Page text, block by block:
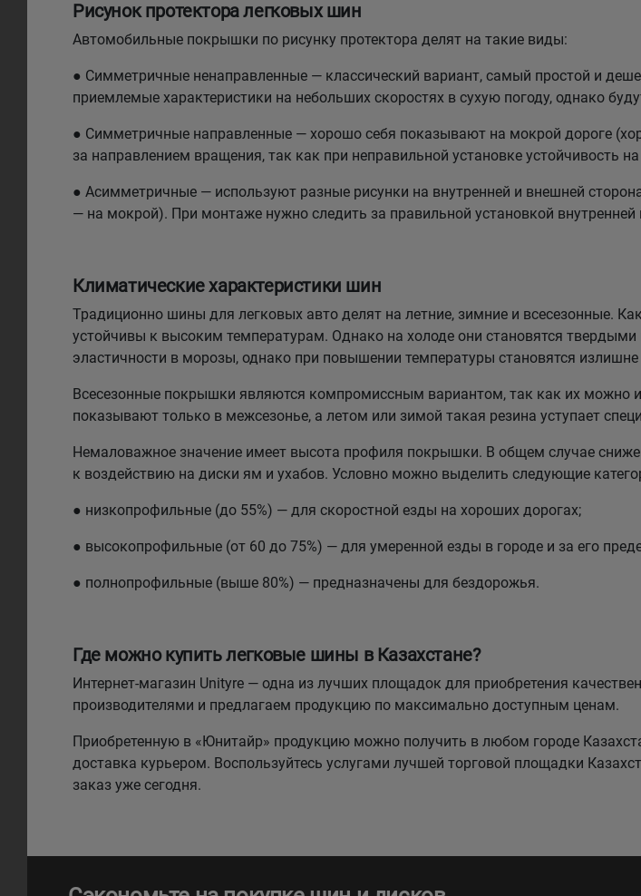
Рисунок протектора легковых шин
Автомобильные покрышки по рисунку протектора делят на такие виды:
● Симметричные ненаправленные — классический вариант, самый простой и
приемлемые характеристики на небольших скоростях в сухую погоду, однако
● Симметричные направленные — хорошо себя показывают на мокрой дороге
за направлением вращения, так как при неправильной установке устойчивость
● Асимметричные — используют разные рисунки на внутренней и внешней
— на мокрой). При монтаже нужно следить за правильной установкой внутренней
Климатические характеристики шин
Традиционно шины для легковых авто делят на летние, зимние и всесезонные.
устойчивы к высоким температурам. Однако на холоде они становятся
эластичности в морозы, однако при повышении температуры становятся
Всесезонные покрышки являются компромиссным вариантом, так как их можно
показывают только в межсезонье, а летом или зимой такая резина уступает
Немаловажное значение имеет высота профиля покрышки. В общем случае
к воздействию на диски ям и ухабов. Условно можно выделить следующие
● низкопрофильные (до 55%) — для скоростной езды на хороших дорогах;
● высокопрофильные (от 60 до 75%) — для умеренной езды в городе и за его
● полнопрофильные (выше 80%) — предназначены для бездорожья.
Где можно купить легковые шины в Казахстане?
Интернет-магазин Unityre — одна из лучших площадок для приобретения
производителями и предлагаем продукцию по максимально доступным ценам.
Приобретенную в «Юнитайр» продукцию можно получить в любом городе
доставка курьером. Воспользуйтесь услугами лучшей торговой площадки
заказ уже сегодня.